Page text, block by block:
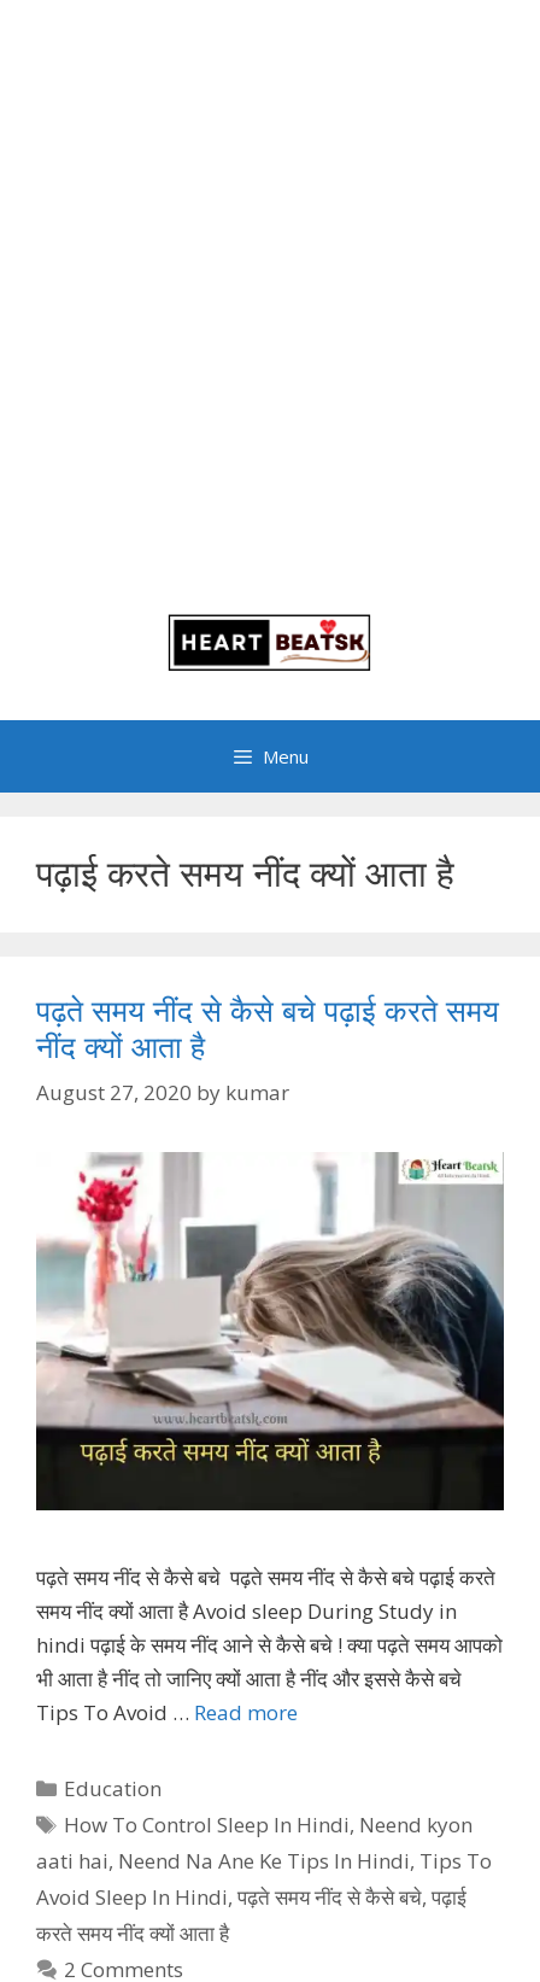
Menu
पढ़ाई करते समय नींद क्यों आता है
पढ़ते समय नींद से कैसे बचे पढ़ाई करते समय
नींद क्यों आता है
August 27, 2020 by kumar
पढ़ते समय नींद से कैसे बचे पढ़ते समय नींद से कैसे बचे पढ़ाई करते
समय नींद क्यों आता है Avoid sleep During Study in
hindi पढ़ाई के समय नींद आने से कैसे बचे ! क्या पढ़ते समय आपको
भी आता है नींद तो जानिए क्यों आता है नींद और इससे कैसे बचे
Tips To Avoid … Read more
Categories
Education
Tags
How To Control Sleep In Hindi, Neend kyon
aati hai, Neend Na Ane Ke Tips In Hindi, Tips To
Avoid Sleep In Hindi, पढ़ते समय नींद से कैसे बचे, पढ़ाई
करते समय नींद क्यों आता है
2 Comments